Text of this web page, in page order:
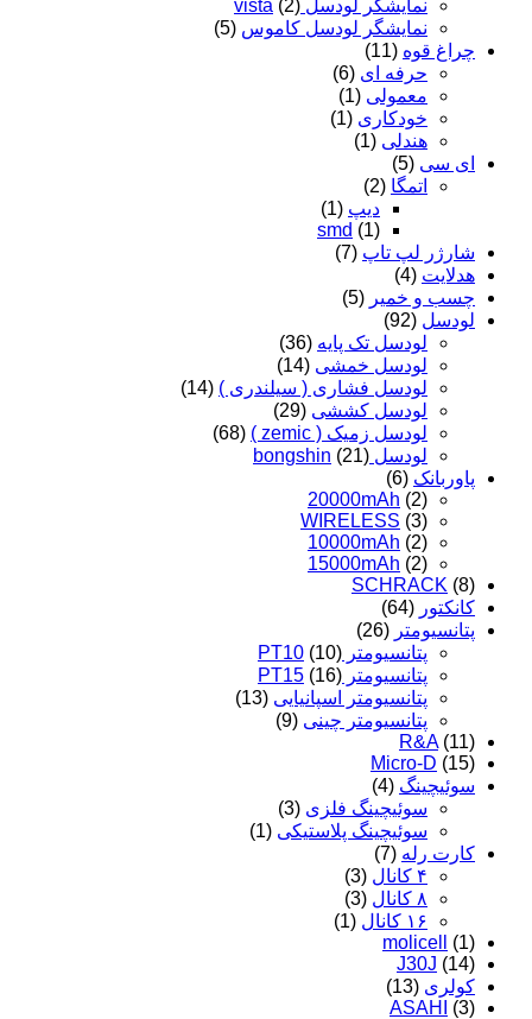
نمایشگر لودسل vista (2)
نمایشگر لودسل کاموس (5)
چراغ قوه (11)
حرفه ای (6)
معمولی (1)
خودکاری (1)
هندلی (1)
ای سی (5)
اتمگا (2)
دیپ (1)
smd (1)
شارژر لپ تاپ (7)
هدلایت (4)
چسب و خمیر (5)
لودسل (92)
لودسل تک پایه (36)
لودسل خمشی (14)
لودسل فشاری ( سیلندری ) (14)
لودسل کششی (29)
لودسل زمیک ( zemic )
(68)
لودسل bongshin (21)
پاوربانک (6)
20000mAh (2)
WIRELESS (3)
10000mAh (2)
15000mAh (2)
SCHRACK (8)
کانکتور (64)
پتانسیومتر (26)
پتانسیومتر PT10 (10)
پتانسیومتر PT15 (16)
پتانسیومتر اسپانیایی (13)
پتانسیومتر چینی (9)
R&A (11)
Micro-D (15)
سوئیچینگ (4)
سوئیچینگ فلزی (3)
سوئیچینگ پلاستیکی (1)
کارت رله (7)
۴ کانال
(3)
۸ کانال
(3)
۱۶ کانال
(1)
molicell
(1)
J30J (14)
کولری (13)
ASAHI
(3)